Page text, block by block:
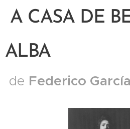
A CASA DE
ALBA
de Federico